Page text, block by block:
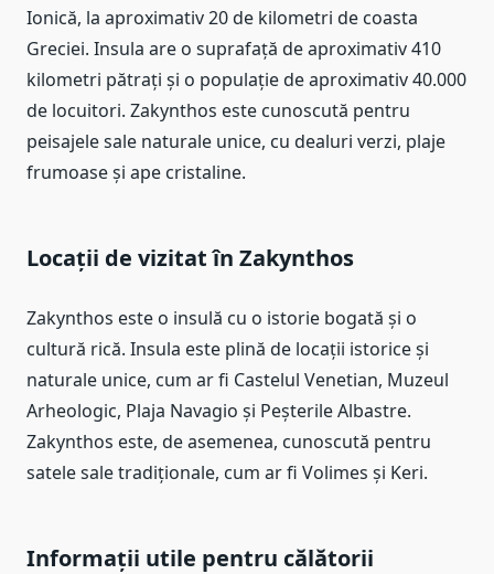
Ionică, la aproximativ 20 de kilometri de coasta
Greciei. Insula are o suprafață de aproximativ 410
kilometri pătrați și o populație de aproximativ 40.000
de locuitori. Zakynthos este cunoscută pentru
peisajele sale naturale unice, cu dealuri verzi, plaje
frumoase și ape cristaline.
Locații de vizitat în Zakynthos
Zakynthos este o insulă cu o istorie bogată și o
cultură rică. Insula este plină de locații istorice și
naturale unice, cum ar fi Castelul Venetian, Muzeul
Arheologic, Plaja Navagio și Peșterile Albastre.
Zakynthos este, de asemenea, cunoscută pentru
satele sale tradiționale, cum ar fi Volimes și Keri.
Informații utile pentru călătorii